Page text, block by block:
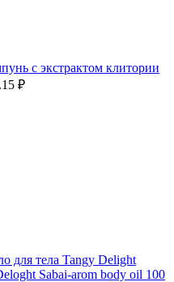
с экстрактом клитории
₽
для тела Tangy Delight
Sabai-arom body oil 100